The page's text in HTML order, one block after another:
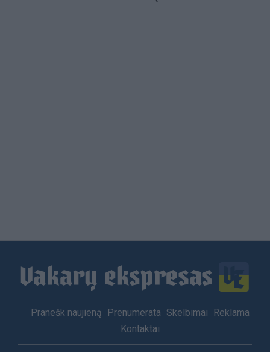
Footer
Pranešk naujieną Prenumerata Skelbimai
Reklama
Kontaktai